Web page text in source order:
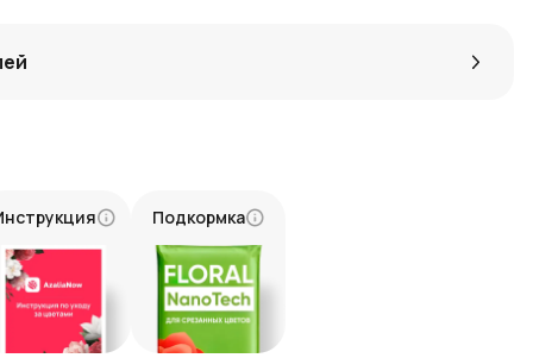
букета «Мистер Грин», чтобы он принес радость и в самые
о цветах и флористике в нашем блоге:
-
Подкормка